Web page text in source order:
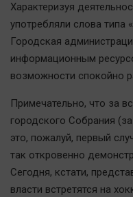
Светская жизнь
Тенденции
Точка на карте
Характеризуя
употребляли слова типа
Городская
информационным
возможности спокойно
Примечательно, что за
городского Собрания
это, пожалуй, первый
так откровенно
Сегодня, кстати,
власти встретятся на